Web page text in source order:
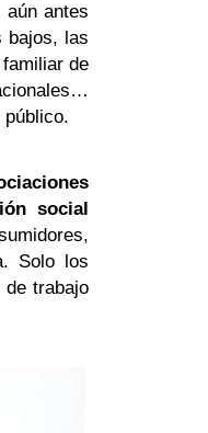
aún antes
bajos, las
de
público.
social
Solo los
trabajo